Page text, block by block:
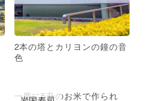
2本の塔とカリヨンの鐘の音
色
一度に5升のお米で作られ